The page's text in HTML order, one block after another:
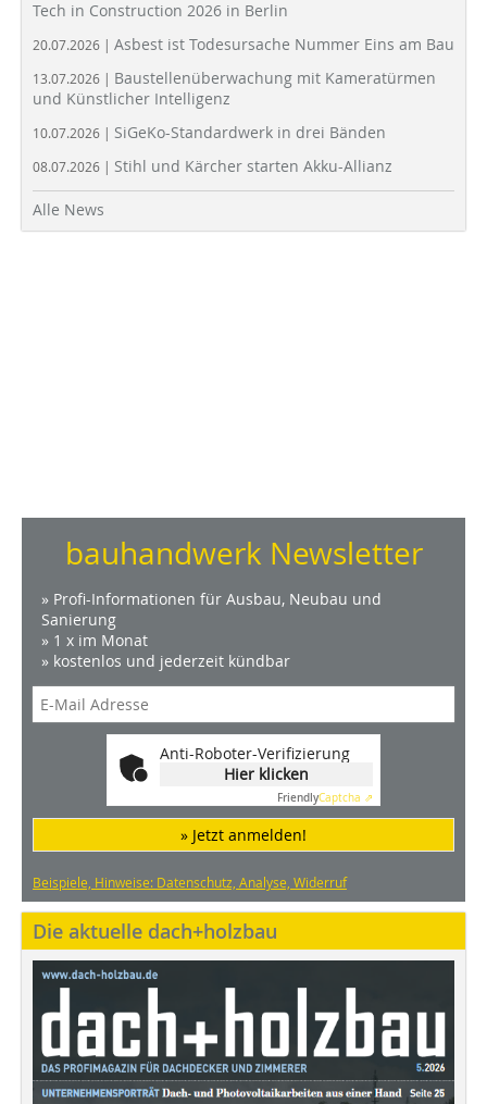
Tech in Construction 2026 in Berlin
20.07.2026 | Asbest ist Todesursache Nummer Eins am Bau
13.07.2026 | Baustellenüberwachung mit Kameratürmen
und Künstlicher Intelligenz
10.07.2026 | SiGeKo-Standardwerk in drei Bänden
08.07.2026 | Stihl und Kärcher starten Akku-Allianz
Alle News
bauhandwerk Newsletter
» Profi-Informationen für Ausbau, Neubau und
Sanierung
» 1 x im Monat
» kostenlos und jederzeit kündbar
Anti-Roboter-Verifizierung
Hier klicken
FriendlyCaptcha ⇗
» Jetzt anmelden!
Beispiele, Hinweise: Datenschutz, Analyse, Widerruf
Die aktuelle dach+holzbau